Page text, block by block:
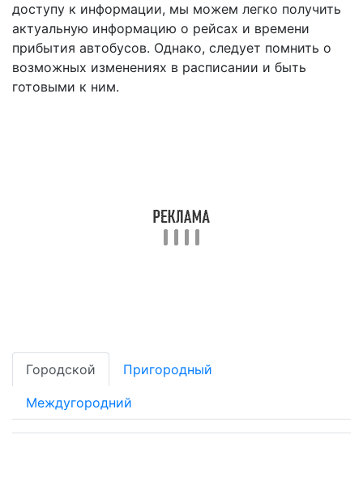
доступу к информации, мы можем легко получить
актуальную информацию о рейсах и времени
прибытия автобусов. Однако, следует помнить о
возможных изменениях в расписании и быть
готовыми к ним.
Городской Пригородный
Междугородний